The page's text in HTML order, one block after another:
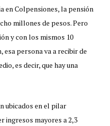
en Colpensiones, la pensión
millones de pesos. Pero
y con los mismos 10
persona va a recibir de
es decir, que hay una
ubicados en el pilar
ingresos mayores a 2,3